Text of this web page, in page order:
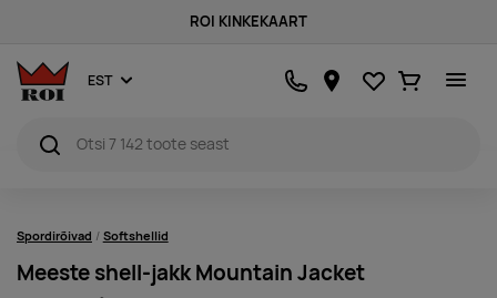
ROI KINKEKAART
EST Lemmikud
Ostukorv
Spordirõivad Softshellid
Meeste shell-jakk Mountain Jacket